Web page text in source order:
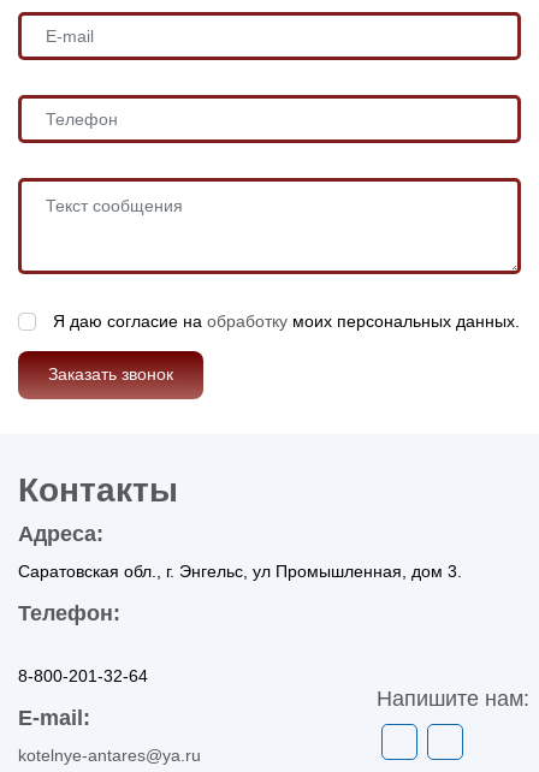
Я даю согласие на обработку моих персональных данных.
Заказать звонок
Контакты
Адреса:
Саратовская обл., г. Энгельс, ул Промышленная, дом 3.
Телефон:
8-800-201-32-64
E-mail:
kotelnye-antares@ya.ru
Напишите нам: